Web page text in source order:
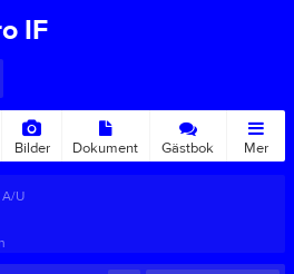
IF
Bilder Dokument Gästbok Mer
U